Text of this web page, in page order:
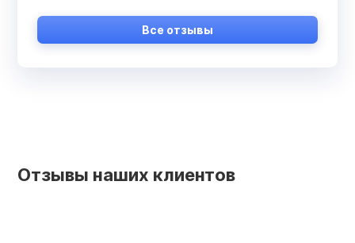
Все отзывы
Отзывы наших клиентов